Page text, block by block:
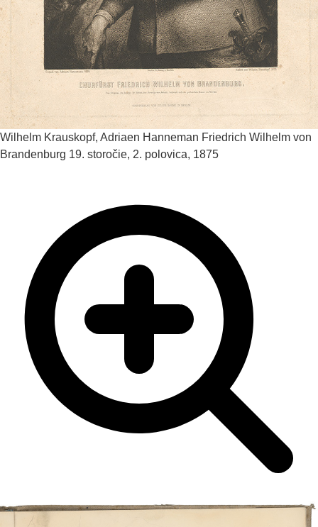
Wilhelm Krauskopf, Adriaen Hanneman Friedrich Wilhelm von
Brandenburg 19. storočie, 2. polovica, 1875